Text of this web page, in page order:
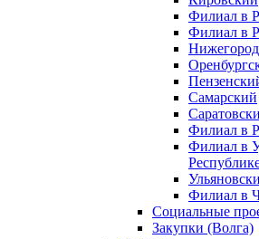
Филиал в
Филиал в
Самарский
Филиал в
Филиал в
Филиал в
Социальные
Закупки (Волга)